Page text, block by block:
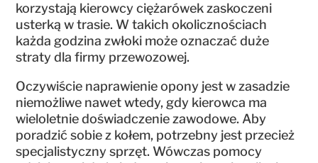
korzystają kierowcy ciężarówek zaskoczeni
usterką w trasie. W takich okolicznościach
każda godzina zwłoki może oznaczać duże
straty dla firmy przewozowej.
Oczywiście naprawienie opony jest w zasadzie
niemożliwe nawet wtedy, gdy kierowca ma
wieloletnie doświadczenie zawodowe. Aby
poradzić sobie z kołem, potrzebny jest przecież
specjalistyczny sprzęt. Wówczas pomocy